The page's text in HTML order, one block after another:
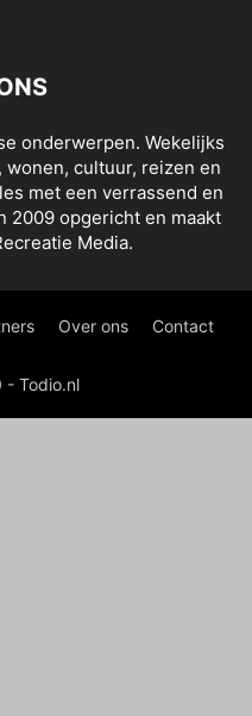
onderwerpen. Wekelijks
cultuur, reizen en
met een verrassend en
2009 opgericht en maakt
Media.
Over ons Contact
Todio.nl